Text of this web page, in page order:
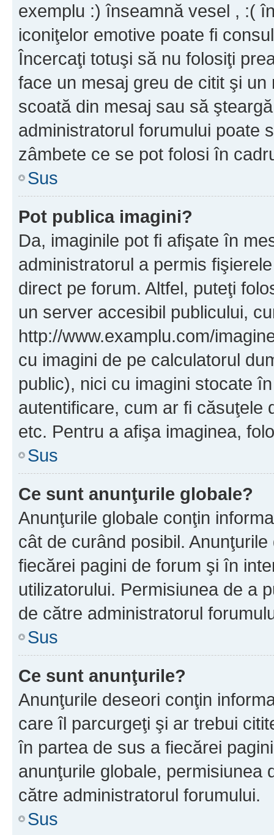
exemplu :) înseamnă vesel , :(
iconiţelor emotive poate fi
Încercaţi totuşi să nu folosiţi
face un mesaj greu de citit şi
scoată din mesaj sau să
administratorul forumului poate
zâmbete ce se pot folosi în
Sus
Pot publica imagini?
Da, imaginile pot fi afişate în
administratorul a permis
direct pe forum. Altfel, puteţi
un server accesibil publicului,
http://www.examplu.com/
cu imagini de pe calculatorul
public), nici cu imagini stocate
autentificare, cum ar fi căsuţele
etc. Pentru a afişa imaginea,
Sus
Ce sunt anunţurile globale?
Anunţurile globale conţin
cât de curând posibil.
fiecărei pagini de forum şi în
utilizatorului. Permisiunea de a
de către administratorul
Sus
Ce sunt anunţurile?
Anunţurile deseori conţin
care îl parcurgeţi şi ar trebui
în partea de sus a fiecărei
anunţurile globale, permisiunea
către administratorul forumului.
Sus